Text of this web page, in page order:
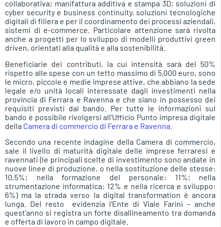
collaborativa; manifattura additiva e stampa 3D; soluzioni di
cyber security e business continuity, soluzioni tecnologiche
digitali di filiera e per il coordinamento dei processi aziendali,
sistemi di e-commerce. Particolare attenzione sarà rivolta
anche a progetti per lo sviluppo di modelli produttivi green
driven, orientati alla qualità e alla sostenibilità.
Beneficiarie dei contributi, la cui intensità sarà del 50%
rispetto alle spese con un tetto massimo di 5.000 euro, sono
le micro, piccole e medie imprese attive, che abbiano la sede
legale e/o unità locali interessate dagli investimenti nella
provincia di Ferrara e Ravenna e che siano in possesso dei
requisiti previsti dal bando. Per tutte le informazioni sul
bando è possibile rivolgersi all’Ufficio Punto impresa digitale
della Camera di commercio di Ferrara e Ravenna
Secondo una recente indagine della Camera di commercio,
sale il livello di maturità digitale delle imprese ferraresi e
ravennati (le principali scelte di investimento sono andate in
nuove linee di produzione, o nella sostituzione delle stesse:
10,5%; nella formazione del personale: 11%; nella
strumentazione informatica: 12% e nella ricerca e sviluppo:
6%) ma la strada verso la digital transformation è ancora
lunga. Del resto  evidenzia l’Ente di Viale Farini – anche
quest’anno si registra un forte disallineamento tra domanda
e offerta di lavoro in campo digitale.